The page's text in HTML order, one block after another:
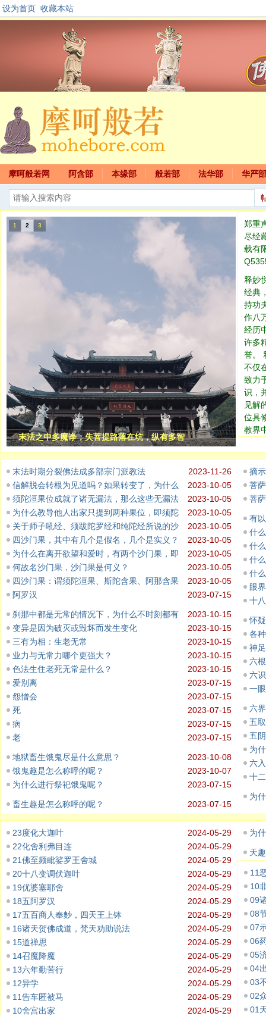
设为首页 收藏本站
摩呵般若网 阿含部 本缘部 般若部 法华部 华严部
末法之中多魔诤，失菩提路落在坑，纵有多智
1 2 3
郑重
尽经
载有
释妙
经典
持功
作八
经历
许多
誉。
不仅
致力
识，
见解
位具
教界
2023-11-26
末法时期分裂佛法成多部宗门派教法
2023-10-05
信解脱会转根为见道吗？如果转变了，为什么
2023-10-05
须陀洹果位成就了诸无漏法，那么这些无漏法
2023-10-05
为什么教导他人出家只提到两种果位，即须陀
2023-10-05
关于师子吼经、须跋陀罗经和纯陀经所说的沙
2023-10-05
四沙门果，其中有几个是假名，几个是实义？
2023-10-05
为什么在离开欲望和爱时，有两个沙门果，即
2023-10-05
何故名沙门果，沙门果是何义？
2023-10-05
四沙门果：谓须陀洹果、斯陀含果、阿那含果
2023-07-15
阿罗汉
2023-10-15
刹那中都是无常的情况下，为什么不时刻都有
2023-10-15
变异是因为破灭或毁坏而发生变化
2023-10-15
三有为相：生老无常
2023-10-15
业力与无常力哪个更强大？
2023-10-15
色法生住老死无常是什么？
2023-07-15
爱别离
2023-07-15
怨憎会
2023-07-15
死
2023-07-15
病
2023-07-15
老
2023-10-08
地狱畜生饿鬼尽是什么意思？
2023-10-07
饿鬼趣是怎么称呼的呢？
2023-07-15
为什么进行祭祀饿鬼呢？
2023-07-15
畜生趣是怎么称呼的呢？
摘
菩
菩萨
有
什
什
什
什
眼
十
怀
各
神
六
六
一
六
五
五
为
六
十
为
2024-05-29
23度化大迦叶
2024-05-29
22化舍利弗目连
2024-05-29
21佛至频毗娑罗王舍城
2024-05-29
20十八变调伏迦叶
2024-05-29
19优婆塞耶舍
2024-05-29
18五阿罗汉
2024-05-29
17五百商人奉麨，四天王上钵
2024-05-29
16诸天贺佛成道，梵天劝助说法
2024-05-29
15道禅思
2024-05-29
14召魔降魔
2024-05-29
13六年勤苦行
2024-05-29
12异学
2024-05-29
11告车匿被马
2024-05-29
10舍宫出家
为
天
11
10
09
08
07
06
05
04
03
02
01